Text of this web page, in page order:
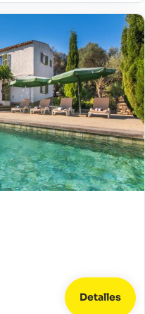
Detalles